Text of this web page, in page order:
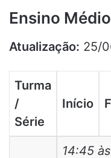
Ensino Médio
Atualização: 25/
Turma
/
Série
Início
14:45 às